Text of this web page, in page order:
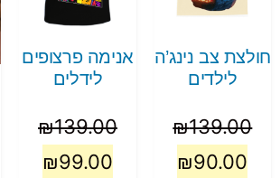
חולצת צב נינג’ה
לילדים
₪139.00
₪90.00
אנימה פרצופים
לידלים
₪139.00
₪99.00